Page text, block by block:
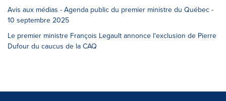
Avis aux médias - Agenda public du premier ministre du Québec -
10 septembre 2025
Le premier ministre François Legault annonce l'exclusion de Pierre
Dufour du caucus de la CAQ